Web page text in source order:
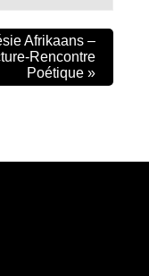
Afrikaans –
Rencontre
Poétique »